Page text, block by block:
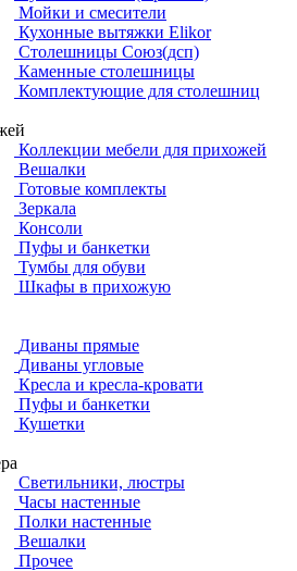
Мойки и смесители
Кухонные вытяжки Elikor
Столешницы Союз(дсп)
Каменные столешницы
Комплектующие для столешниц
Коллекции мебели для прихожей
Вешалки
Готовые комплекты
Зеркала
Консоли
Пуфы и банкетки
Тумбы для обуви
Шкафы в прихожую
Диваны прямые
Диваны угловые
Кресла и кресла-кровати
Пуфы и банкетки
Кушетки
Светильники, люстры
Часы настенные
Полки настенные
Вешалки
Прочее